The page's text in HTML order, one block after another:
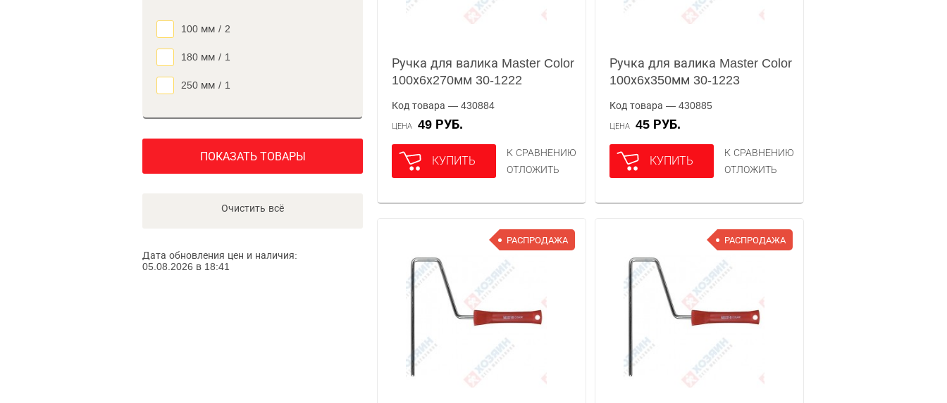
100 мм / 2
180 мм / 1
250 мм / 1
ПОКАЗАТЬ ТОВАРЫ
Очистить всё
Дата обновления цен и наличия:
05.08.2026 в 18:41
Ручка для валика Master Color
100х6х270мм 30-1222
Код товара — 430884
ЦЕНА 49 РУБ.
КУПИТЬ
К СРАВНЕНИЮ
ОТЛОЖИТЬ
Ручка для валика Master Color
100х6х350мм 30-1223
Код товара — 430885
ЦЕНА 45 РУБ.
КУПИТЬ
К СРАВНЕНИЮ
ОТЛОЖИТЬ
РАСПРОДАЖА РАСПРОДАЖА